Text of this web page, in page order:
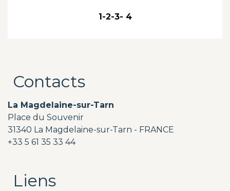
1-2-3- 4
Contacts
La Magdelaine-sur-Tarn
Place du Souvenir
31340 La Magdelaine-sur-Tarn - FRANCE
+33 5 61 35 33 44
Liens